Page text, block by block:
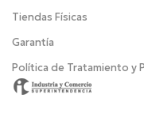
Tiendas Físicas
Garantía
Política de Tratamiento y